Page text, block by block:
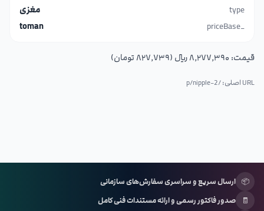
type
مغزی
_priceBase
toman
قیمت: ۸٬۲۷۷٬۳۹۰ ریال (۸۲۷٬۷۳۹ تومان)
URL اصلی: /p/ nipple-2
📦 ارسال سریع و سراسری سفارش‌های سازمانی
🧾
صدور فاکتور رسمی و ارائه مستندات فنی کامل